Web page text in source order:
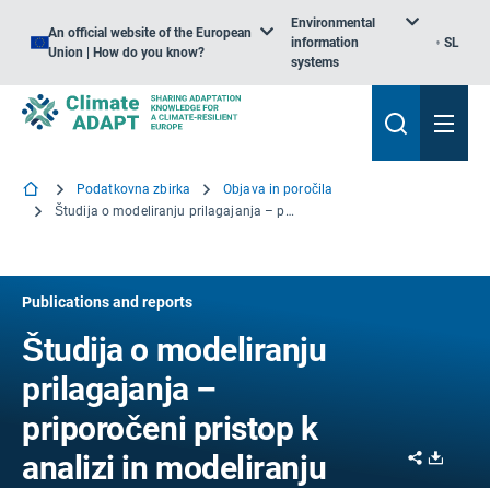
An official website of the European
Union | How do you know?
Environmental
information
systems
SL
Podatkovna zbirka
Objava in poročila
Študija o modeliranju prilagajanja – priporočeni pristop k analizi in modeliranju
Publications and reports
Študija o modeliranju
prilagajanja –
priporočeni pristop k
analizi in modeliranju
Share